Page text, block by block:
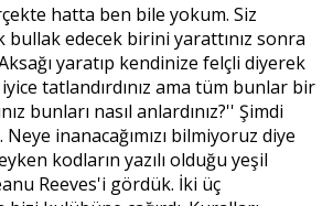
hatta ben bile yokum. Siz
bullak edecek birini yarattınız sonra
yaratıp kendinize felçli diyerek
tatlandırdınız ama tüm bunlar bir
bunları nasıl anlardınız?'' Şimdi
Neye inanacağımızı bilmiyoruz diye
kodların yazılı olduğu yeşil
Reeves'i gördük. İki üç